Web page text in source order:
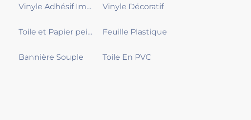
Vinyle Adhésif Imprimable Vinyle Décoratif
Toile et Papier peint Feuille Plastique
Bannière Souple Toile En PVC